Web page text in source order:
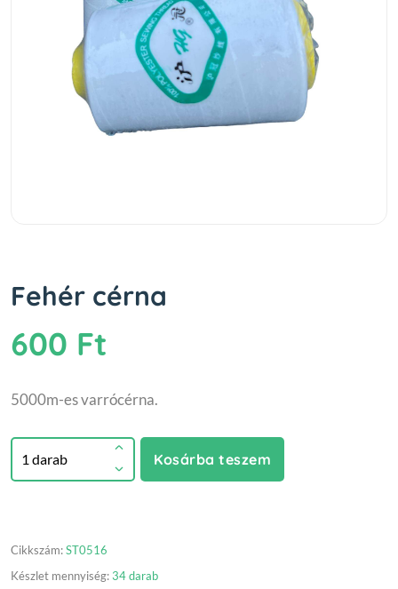
Fehér cérna
600 Ft
5000m-es varrócérna.
Kosárba teszem
Cikkszám:ST0516
Készlet mennyiség:34 darab